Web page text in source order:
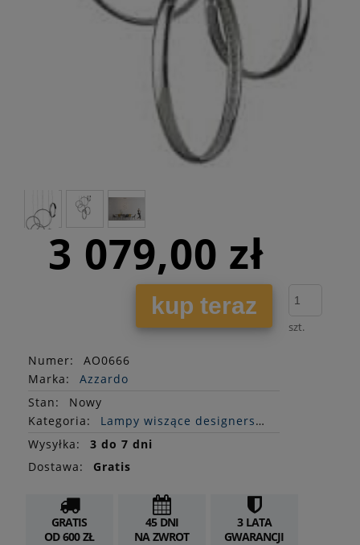
3 079,00 zł
kup teraz
szt.
Numer:
AO0666
Marka:
Azzardo
Stan:
Nowy
Kategoria:
Lampy wiszące designerskie
Wysyłka:
3 do 7 dni
Dostawa:
Gratis
GRATIS
OD 600 ZŁ
45 DNI
NA ZWROT
3 LATA
GWARANCJI